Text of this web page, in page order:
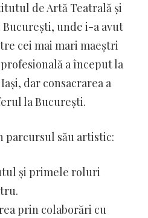
de Artă Teatrală și
unde i-a avut
cei mai mari maeștri
a început la
dar consacrarea a
la București.
parcursul său artistic:
și primele roluri
prin colaborări cu